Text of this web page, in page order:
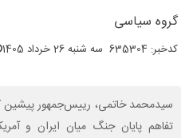
گروه سیاسی
کدخبر: 635304 سه شنبه 26 خرداد 1405
سیدمحمد خاتمی، رییس‌جمهور
تفاهم پایان جنگ میان ایران و